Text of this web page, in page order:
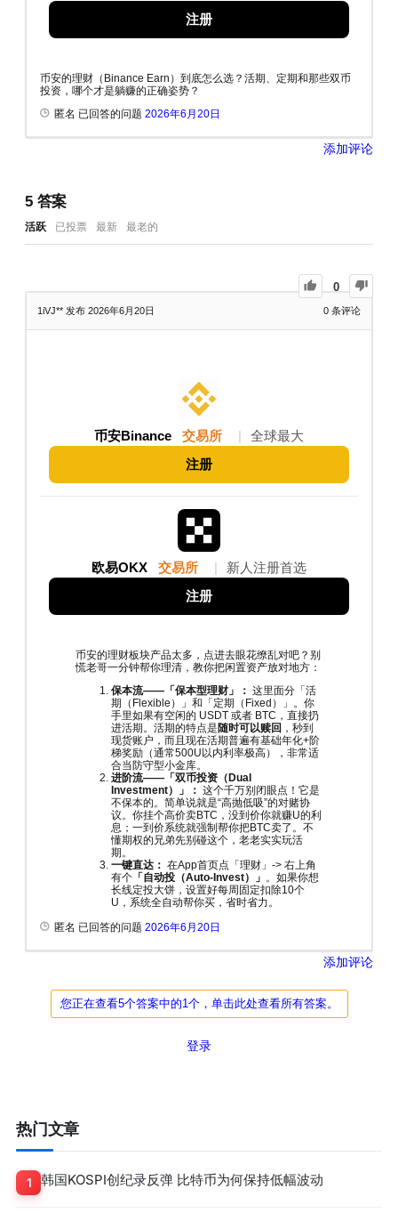
注册
币安的理财（Binance Earn）到底怎么选？活期、定期和那些双币
投资，哪个才是躺赚的正确姿势？
匿名 已回答的问题 2026年6月20日
添加评论
5答案
活跃 已投票 最新 最老的
0
1iVJ** 发布 2026年6月20日 0 条评论
币安Binance 交易所 全球最大
注册
欧易OKX 交易所 新人注册首选
注册
币安的理财板块产品太多，点进去眼花缭乱对吧？别
慌老哥一分钟帮你理清，教你把闲置资产放对地方：
保本流——「保本型理财」： 这里面分「活
期（Flexible）」和「定期（Fixed）」。你
手里如果有空闲的 USDT 或者 BTC，直接扔
进活期。活期的特点是 随时可以赎回 ，秒到
现货账户，而且现在活期普遍有基础年化+阶
梯奖励（通常500U以内利率极高），非常适
合当防守型小金库。
进阶流——「双币投资（Dual
Investment）」： 这个千万别闭眼点！它是
不保本的。简单说就是“高抛低吸”的对赌协
议。你挂个高价卖BTC，没到价你就赚U的利
息；一到价系统就强制帮你把BTC卖了。不
懂期权的兄弟先别碰这个，老老实实玩活
期。
一键直达： 在App首页点「理财」-> 右上角
有个 「自动投（Auto-Invest）」 。如果你想
长线定投大饼，设置好每周固定扣除10个
U，系统全自动帮你买，省时省力。
匿名 已回答的问题 2026年6月20日
添加评论
您正在查看5个答案中的1个，单击此处查看所有答案。
登录
热门文章
1 韩国KOSPI创纪录反弹 比特币为何保持低幅波动